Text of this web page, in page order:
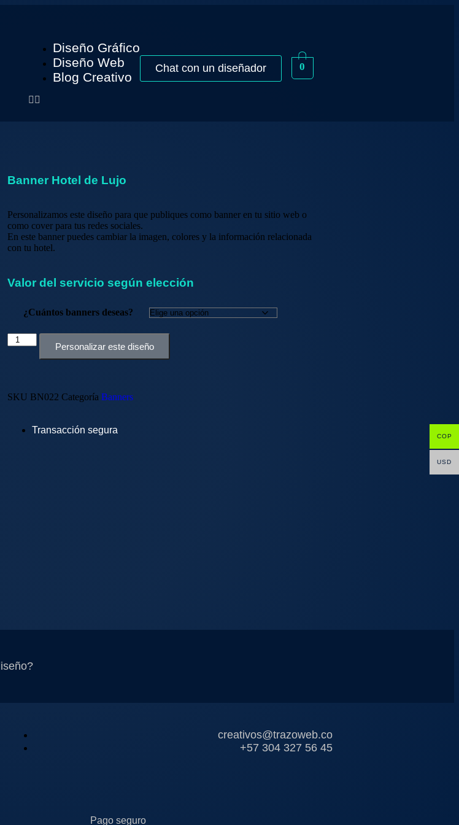
Diseño Gráfico
Diseño Web
Blog Creativo
Chat con un diseñador 0
Banner Hotel de Lujo
Personalizamos este diseño para que publiques como banner en tu sitio web o
como cover para tus redes sociales.
En este banner puedes cambiar la imagen, colores y la información relacionada
con tu hotel.
Valor del servicio según elección
¿Cuántos banners deseas?
Personalizar este diseño
SKU BN022 Categoría Banners
Transacción segura
creativos@trazoweb.co
+57 304 327 56 45
Pago seguro
COP
USD